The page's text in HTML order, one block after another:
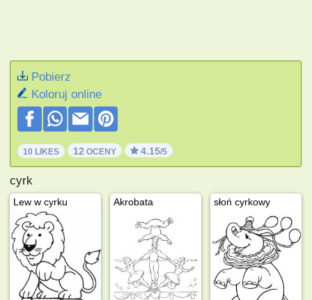
Pobierz
Koloruj online
10 LIKES 12 OCENY 4.15/5
cyrk
Lew w cyrku Akrobata słoń cyrkowy